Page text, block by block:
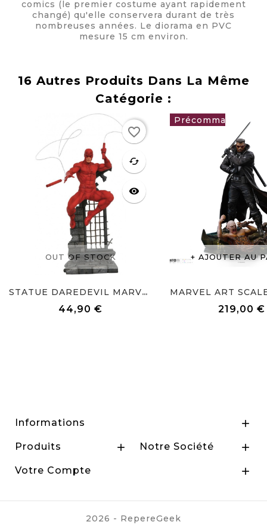
comics (le premier costume ayant rapidement
changé) qu'elle conservera durant de très
nombreuses années. Le diorama en PVC
mesure 15 cm environ.
16 Autres Produits Dans La Même
Catégorie :
OUT OF STOCK
favorite
cached
visibility
STATUE DAREDEVIL MARVEL...
44,90 €
favorite_border
AJOUTER AU
219,00 €
Informations 
Produits  Notre Société 
Votre Compte 
2026 - RepereGeek